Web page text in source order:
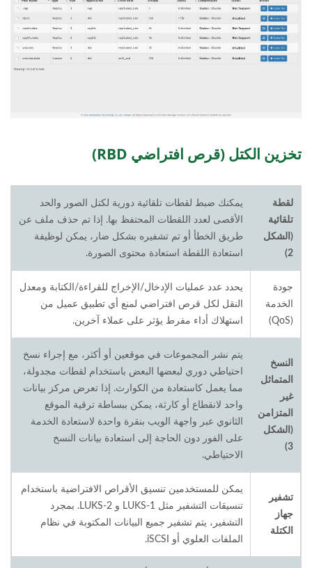
تخزين الكتل (قرص افتراضي RBD)
لقطة
تلقائية
(الشكل
2)
يمكنك ضبط لقطات تلقائية دورية لكتل الصور والحد
الأقصى لعدد اللقطات المحتفظ بها. إذا تم حذف ملف عن
طريق الخطأ أو تم تشفيره بشكل ضار، يمكن لوظيفة
استعادة اللقطة استعادة محتوى الصورة.
جودة
الخدمة
(QoS)
يحدد عدد عمليات الإدخال/الإخراج للقراءة/الكتابة ومعدل
النقل لكل قرص افتراضي لمنع أي تطبيق عميل من
استهلاك أداء مفرط يؤثر على عملاء آخرين.
النسخ
المتماثل
غير
المتزامن
(الشكل
3)
يتم نشر المجموعات في موقعين أو أكثر، مع إجراء نسخ
احتياطي دوري لبعضها البعض باستخدام لقطات مجدولة،
مما يعمل كاستعادة من الكوارث. إذا تعرض مركز بيانات
واحد لانقطاع أو كارثة، يمكن ببساطة ترقية الموقع
الثانوي عبر واجهة الويب بنقرة واحدة لاستعادة الخدمة
على الفور دون الحاجة إلى استعادة بيانات النسخ
الاحتياطي.
تشفير
جهاز
الكتلة
يمكن للمستخدمين تنسيق الأقراص الافتراضية باستخدام
تنسيقات التشفير مثل LUKS-1 و LUKS-2. بمجرد
التشفير، يتم تشفير جميع البيانات المكتوبة في نظام
الملفات العلوي أو iSCSI.